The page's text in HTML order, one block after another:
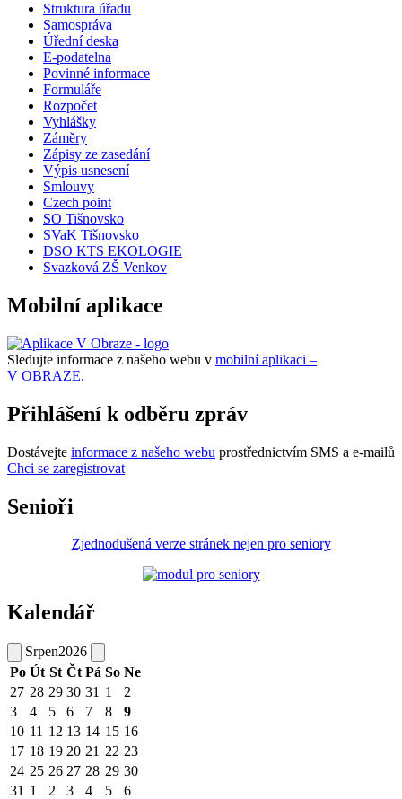
Struktura úřadu
Samospráva
Úřední deska
E-podatelna
Povinné informace
Formuláře
Rozpočet
Vyhlášky
Záměry
Zápisy ze zasedání
Výpis usnesení
Smlouvy
Czech point
SO Tišnovsko
SVaK Tišnovsko
DSO KTS EKOLOGIE
Svazková ZŠ Venkov
Mobilní aplikace
Sledujte informace z našeho webu v mobilní aplikaci –
V OBRAZE.
Přihlášení k odběru zpráv
Dostávejte informace z našeho webu prostřednictvím SMS a e-mailů
Chci se zaregistrovat
Senioři
Zjednodušená verze stránek nejen pro seniory
Kalendář
Srpen2026
Po Út St Čt Pá So Ne
27 28 29 30 31 1
2
3
4 5 6 7 8
9
10 11 12 13 14 15 16
17 18 19 20 21 22 23
24 25 26 27 28 29 30
31 1 2 3 4 5 6